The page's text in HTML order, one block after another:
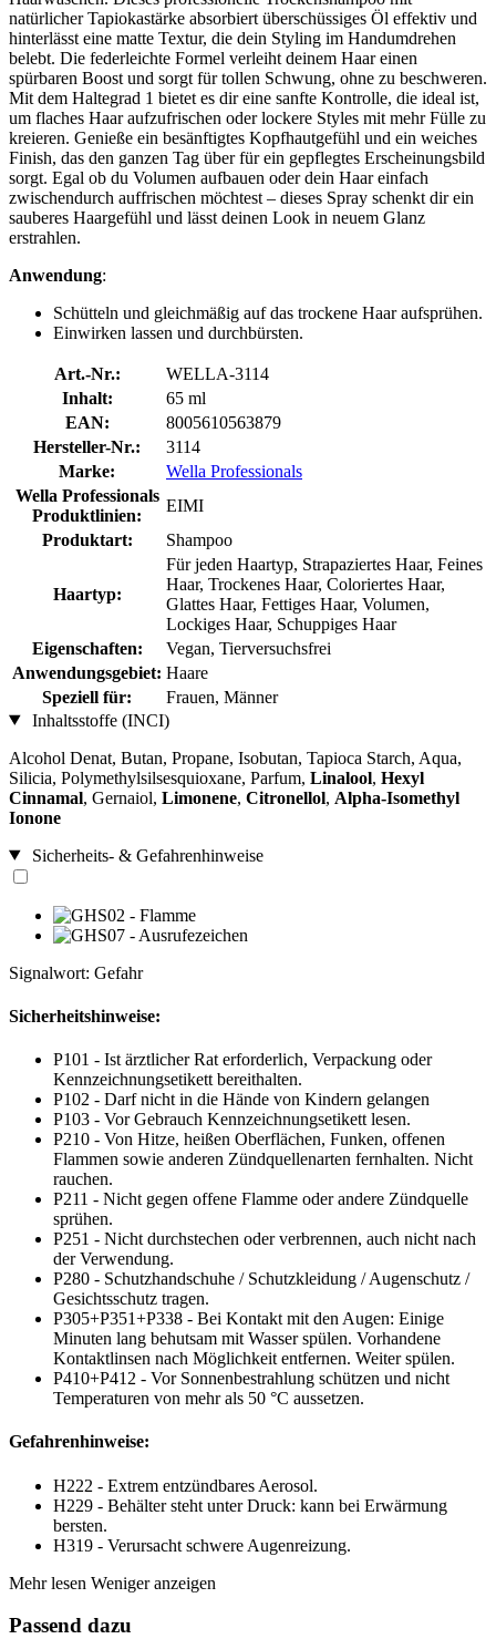
natürlicher Tapiokastärke absorbiert überschüssiges Öl effektiv und
hinterlässt eine matte Textur, die dein Styling im Handumdrehen
belebt. Die federleichte Formel verleiht deinem Haar einen
spürbaren Boost und sorgt für tollen Schwung, ohne zu beschweren.
Mit dem Haltegrad 1 bietet es dir eine sanfte Kontrolle, die ideal ist,
um flaches Haar aufzufrischen oder lockere Styles mit mehr Fülle zu
kreieren. Genieße ein besänftigtes Kopfhautgefühl und ein weiches
Finish, das den ganzen Tag über für ein gepflegtes Erscheinungsbild
sorgt. Egal ob du Volumen aufbauen oder dein Haar einfach
zwischendurch auffrischen möchtest – dieses Spray schenkt dir ein
sauberes Haargefühl und lässt deinen Look in neuem Glanz
erstrahlen.
Anwendung:
Schütteln und gleichmäßig auf das trockene Haar aufsprühen.
Einwirken lassen und durchbürsten.
Art.-Nr.:
WELLA-3114
Inhalt:
65 ml
EAN:
8005610563879
Hersteller-Nr.:
3114
Marke:
Wella Professionals
Wella Professionals
Produktlinien:
EIMI
Produktart:
Shampoo
Haartyp:
Für jeden Haartyp, Strapaziertes Haar, Feines
Haar, Trockenes Haar, Coloriertes Haar,
Glattes Haar, Fettiges Haar, Volumen,
Lockiges Haar, Schuppiges Haar
Eigenschaften:
Vegan, Tierversuchsfrei
Anwendungsgebiet: Haare
Speziell für:
Frauen, Männer
Inhaltsstoffe (INCI)
Alcohol Denat, Butan, Propane, Isobutan, Tapioca Starch, Aqua,
Silicia, Polymethylsilsesquioxane, Parfum, Linalool, Hexyl
Cinnamal, Gernaiol, Limonene, Citronellol, Alpha-Isomethyl
Ionone
Sicherheits- & Gefahrenhinweise
Signalwort: Gefahr
Sicherheitshinweise:
P101 - Ist ärztlicher Rat erforderlich, Verpackung oder
Kennzeichnungsetikett bereithalten.
P102 - Darf nicht in die Hände von Kindern gelangen
P103 - Vor Gebrauch Kennzeichnungsetikett lesen.
P210 - Von Hitze, heißen Oberflächen, Funken, offenen
Flammen sowie anderen Zündquellenarten fernhalten. Nicht
rauchen.
P211 - Nicht gegen offene Flamme oder andere Zündquelle
sprühen.
P251 - Nicht durchstechen oder verbrennen, auch nicht nach
der Verwendung.
P280 - Schutzhandschuhe / Schutzkleidung / Augenschutz /
Gesichtsschutz tragen.
P305+P351+P338 - Bei Kontakt mit den Augen: Einige
Minuten lang behutsam mit Wasser spülen. Vorhandene
Kontaktlinsen nach Möglichkeit entfernen. Weiter spülen.
P410+P412 - Vor Sonnenbestrahlung schützen und nicht
Temperaturen von mehr als 50 °C aussetzen.
Gefahrenhinweise:
H222 - Extrem entzündbares Aerosol.
H229 - Behälter steht unter Druck: kann bei Erwärmung
bersten.
H319 - Verursacht schwere Augenreizung.
Mehr lesen Weniger anzeigen
Passend dazu